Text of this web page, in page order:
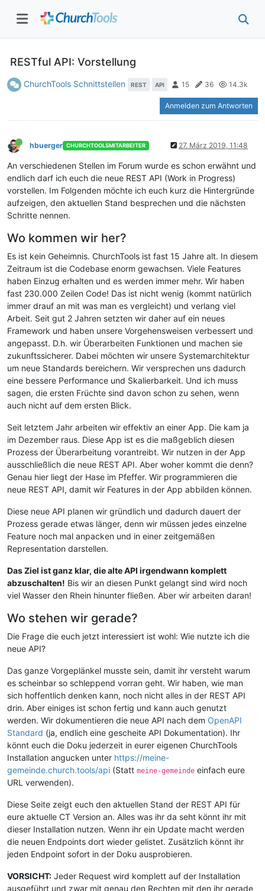
RESTful API: Vorstellung
ChurchTools Schnittstellen REST API 15 36 14.3k
Anmelden zum Antworten
hbuerger CHURCHTOOLSMITARBEITER 27. März 2019, 11:48
An verschiedenen Stellen im Forum wurde es schon erwähnt und
endlich darf ich euch die neue REST API (Work in Progress)
vorstellen. Im Folgenden möchte ich euch kurz die Hintergründe
aufzeigen, den aktuellen Stand besprechen und die nächsten
Schritte nennen.
Wo kommen wir her?
Es ist kein Geheimnis. ChurchTools ist fast 15 Jahre alt. In diesem
Zeitraum ist die Codebase enorm gewachsen. Viele Features
haben Einzug erhalten und es werden immer mehr. Wir haben
fast 230.000 Zeilen Code! Das ist nicht wenig (kommt natürlich
immer drauf an mit was man es vergleicht) und verlang viel
Arbeit. Seit gut 2 Jahren setzten wir daher auf ein neues
Framework und haben unsere Vorgehensweisen verbessert und
angepasst. D.h. wir Überarbeiten Funktionen und machen sie
zukunftssicherer. Dabei möchten wir unsere Systemarchitektur
um neue Standards bereichern. Wir versprechen uns dadurch
eine bessere Performance und Skalierbarkeit. Und ich muss
sagen, die ersten Früchte sind davon schon zu sehen, wenn
auch nicht auf dem ersten Blick.
Seit letztem Jahr arbeiten wir effektiv an einer App. Die kam ja
im Dezember raus. Diese App ist es die maßgeblich diesen
Prozess der Überarbeitung vorantreibt. Wir nutzen in der App
ausschließlich die neue REST API. Aber woher kommt die denn?
Genau hier liegt der Hase im Pfeffer. Wir programmieren die
neue REST API, damit wir Features in der App abbilden können.
Diese neue API planen wir gründlich und dadurch dauert der
Prozess gerade etwas länger, denn wir müssen jedes einzelne
Feature noch mal anpacken und in einer zeitgemäßen
Representation darstellen.
Das Ziel ist ganz klar, die alte API irgendwann komplett
abzuschalten! Bis wir an diesen Punkt gelangt sind wird noch
viel Wasser den Rhein hinunter fließen. Aber wir arbeiten daran!
Wo stehen wir gerade?
Die Frage die euch jetzt interessiert ist wohl: Wie nutzte ich die
neue API?
Das ganze Vorgeplänkel musste sein, damit ihr versteht warum
es scheinbar so schleppend vorran geht. Wir haben, wie man
sich hoffentlich denken kann, noch nicht alles in der REST API
drin. Aber einiges ist schon fertig und kann auch genutzt
werden. Wir dokumentieren die neue API nach dem OpenAPI
Standard (ja, endlich eine gescheite API Dokumentation). Ihr
könnt euch die Doku jederzeit in eurer eigenen ChurchTools
Installation angucken unter https://meine-
gemeinde.church.tools/api (Statt meine-gemeinde einfach eure
URL verwenden).
Diese Seite zeigt euch den aktuellen Stand der REST API für
eure aktuelle CT Version an. Alles was ihr da seht könnt ihr mit
dieser Installation nutzen. Wenn ihr ein Update macht werden
die neuen Endpoints dort wieder gelistet. Zusätzlich könnt ihr
jeden Endpoint sofort in der Doku ausprobieren.
VORSICHT: Jeder Request wird komplett auf der Installation
ausgeführt und zwar mit genau den Rechten mit den ihr gerade